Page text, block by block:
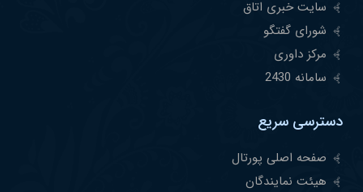
سایت خبری اتاق
شورای گفتگو
مرکز داوری
سامانه 2430
دسترسی سریع
صفحه اصلی پورتال
هیئت نمایندگان